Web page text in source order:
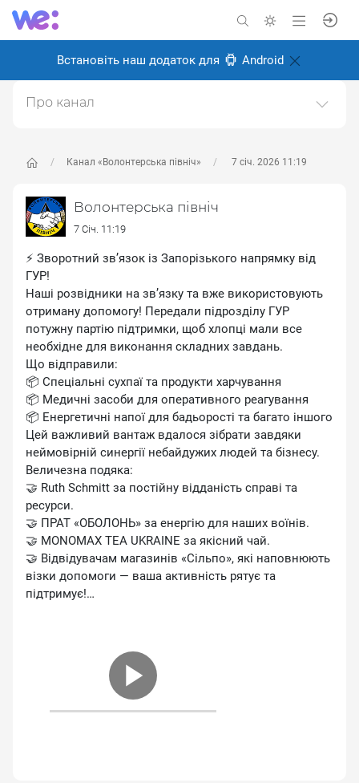
Встановіть наш додаток для Android
Канал «Волонтерська північ» 7 січ. 2026 11:19
Волонтерська північ
7 Січ. 11:19
⚡️ Зворотний зв’язок із Запорізького напрямку від
ГУР!
Наші розвідники на зв’язку та вже використовують
отриману допомогу! Передали підрозділу ГУР
потужну партію підтримки, щоб хлопці мали все
необхідне для виконання складних завдань.
Що відправили:
📦 Спеціальні сухпаї та продукти харчування
📦 Медичні засоби для оперативного реагування
📦 Енергетичні напої для бадьорості та багато іншого
Цей важливий вантаж вдалося зібрати завдяки
неймовірній синергії небайдужих людей та бізнесу.
Величезна подяка:
🤝 Ruth Schmitt за постійну відданість справі та
ресурси.
🤝 ПРАТ «ОБОЛОНЬ» за енергію для наших воїнів.
🤝 MONOMAX TEA UKRAINE за якісний чай.
🤝 Відвідувачам магазинів «Сільпо», які наповнюють
візки допомоги — ваша активність рятує та
підтримує!
Працюємо далі! 🇺🇦
#ГУР #ЗапорізькийНапрямок #ЗСУ #ДопомогаАрмії
#Волонтерськапівніч
Про канал
руки допомоги до тих, хто зазнав випробувань в
тому, щоб надати військовим та цивільним
необхідну підтри
Відповідальні:Олексій Іванченков